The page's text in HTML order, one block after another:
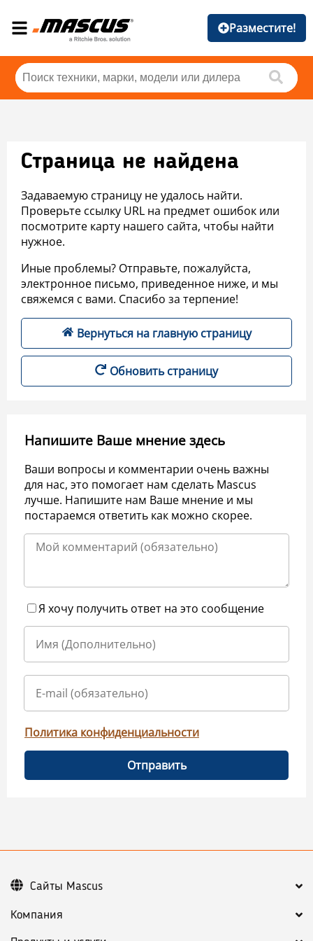
Разместите!
Страница не найдена
Задаваемую страницу не удалось найти.
Проверьте ссылку URL на предмет ошибок или
посмотрите карту нашего сайта, чтобы найти
нужное.
Иные проблемы? Отправьте, пожалуйста,
электронное письмо, приведенное ниже, и мы
свяжемся с вами. Спасибо за терпение!
Вернуться на главную страницу
Обновить страницу
Напишите Ваше мнение здесь
Ваши вопросы и комментарии очень важны
для нас, это помогает нам сделать Mascus
лучше. Напишите нам Ваше мнение и мы
постараемся ответить как можно скорее.
Я хочу получить ответ на это сообщение
Политика конфиденциальности
Отправить
Компания
Сайты Mascus